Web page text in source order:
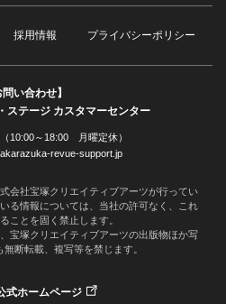
採用情報 プライバシーポリシー
問い合わせ】
ステージ カスタマーセンター
10:00～18:00 月曜定休）
revue-support.jp
会社宝塚クリエイティブアーツが行ってい
る情報については、当社の許可なく、これ
ことを固く禁止します。
宝塚クリエイティブアーツの出版物ほか写
断転載、複写等を禁じます。
式ホームページ